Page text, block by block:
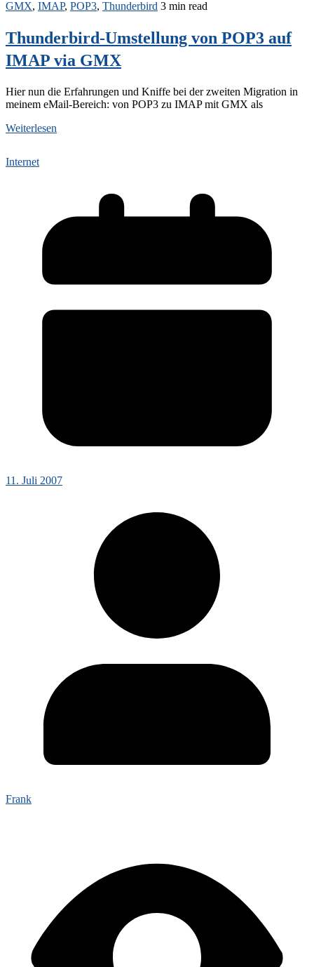
GMX, IMAP, POP3, Thunderbird 3 min read
Thunderbird-Umstellung von POP3 auf
IMAP via GMX
Hier nun die Erfahrungen und Kniffe bei der zweiten Migration in
meinem eMail-Bereich: von POP3 zu IMAP mit GMX als
Weiterlesen
Internet
11. Juli 2007
Frank